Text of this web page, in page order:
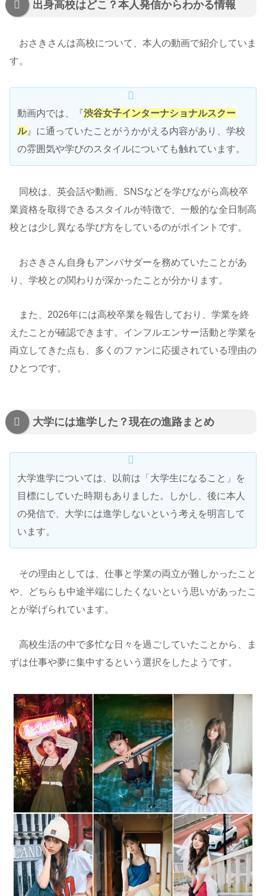
出身高校はどこ？本人発信からわかる情報
おさきさんは高校について、本人の動画で紹介していま
す。
動画内では、『渋谷女子インターナショナルスクー
ル』に通っていたことがうかがえる内容があり、学校
の雰囲気や学びのスタイルについても触れています。
同校は、英会話や動画、SNSなどを学びながら高校卒
業資格を取得できるスタイルが特徴で、一般的な全日制高
校とは少し異なる学び方をしているのがポイントです。
おさきさん自身もアンバサダーを務めていたことがあ
り、学校との関わりが深かったことが分かります。
また、2026年には高校卒業を報告しており、学業を終
えたことが確認できます。インフルエンサー活動と学業を
両立してきた点も、多くのファンに応援されている理由の
ひとつです。
大学には進学した？現在の進路まとめ
大学進学については、以前は「大学生になること」を
目標にしていた時期もありました。しかし、後に本人
の発信で、大学には進学しないという考えを明言して
います。
その理由としては、仕事と学業の両立が難しかったこと
や、どちらも中途半端にしたくないという思いがあったこ
とが挙げられています。
高校生活の中で多忙な日々を過ごしていたことから、ま
ずは仕事や夢に集中するという選択をしたようです。